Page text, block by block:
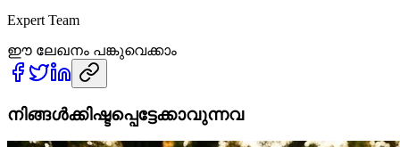
Expert Team
ഈ ലേഖനം പങ്കുവെക്കാം
നിങ്ങൾക്കിഷ്ടപ്പെട്ടേക്കാവുന്നവ